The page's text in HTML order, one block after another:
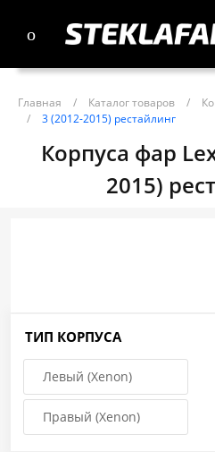
Главная / Каталог товаров /
/
3 (2012-2015) рестайлинг
Корпуса фар
2015)
ТИП КОРПУСА
Левый (Xenon)
Правый (Xenon)